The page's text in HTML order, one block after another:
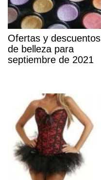
Ofertas y descuentos
de belleza para
septiembre de 2021